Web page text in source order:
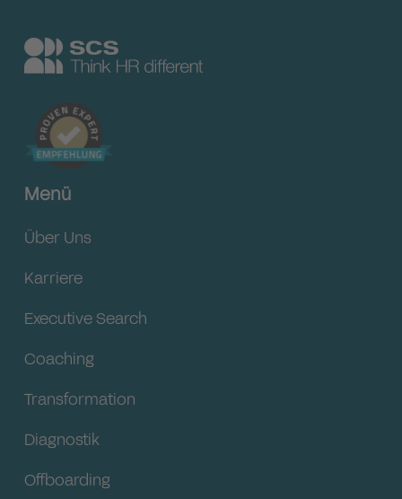
Menü
Über Uns
Karriere
Executive Search
Coaching
Transformation
Diagnostik
Offboarding